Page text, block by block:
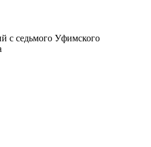
с седьмого Уфимского